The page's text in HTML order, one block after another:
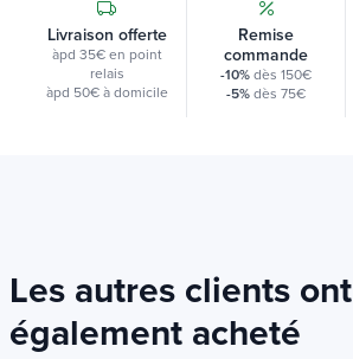
Livraison offerte
àpd 35€ en point
relais
àpd 50€ à domicile
Remise
commande
-10%dès 150€
-5%dès 75€
Les autres clients ont
également acheté